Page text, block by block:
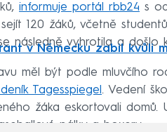
informuje portál rbb24 s
120 žáků, včetně
následně vyhrotila a došlo
v Německu zabil kvůli
měl být podle mluvčího
Tagesspiegel . Vedení
žáka eskortovali domů.
pálky a boxery.